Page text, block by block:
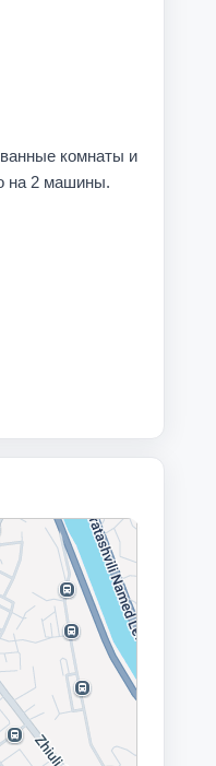
комнаты и
на 2 машины.